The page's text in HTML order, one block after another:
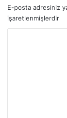
E-posta adresiniz
işaretlenmişlerdir